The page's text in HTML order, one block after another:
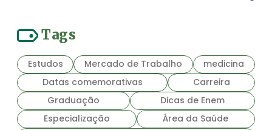
Tags
Estudos Mercado de Trabalho
medicina
Datas comemorativas
Carreira
Graduação
Dicas de Enem
Especialização
Área da Saúde